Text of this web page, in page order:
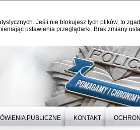
Jeśli nie blokujesz tych plików, to
ustawienia przeglądarki. Brak zmiany
PUBLICZNE KONTAKT